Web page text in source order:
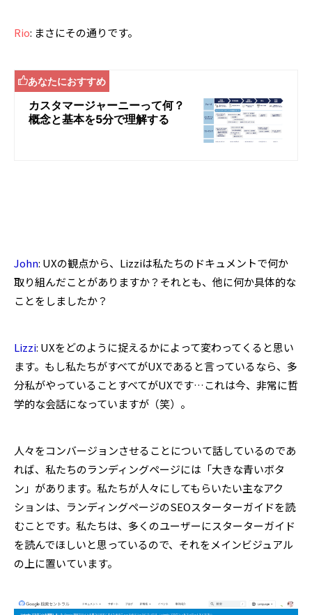
Rio: まさにその通りです。
John: UXの観点から、Lizziは私たちのドキュメントで何か
取り組んだことがありますか？それとも、他に何か具体的な
ことをしましたか？
Lizzi: UXをどのように捉えるかによって変わってくると思い
ます。もし私たちがすべてがUXであると言っているなら、多
分私がやっていることすべてがUXです…これは今、非常に哲
学的な会話になっていますが（笑）。
人々をコンバージョンさせることについて話しているのであ
れば、私たちのランディングページには「大きな青いボタ
ン」があります。私たちが人々にしてもらいたい主なアク
ションは、ランディングページのSEOスターターガイドを読
むことです。私たちは、多くのユーザーにスターターガイド
を読んでほしいと思っているので、それをメインビジュアル
の上に置いています。